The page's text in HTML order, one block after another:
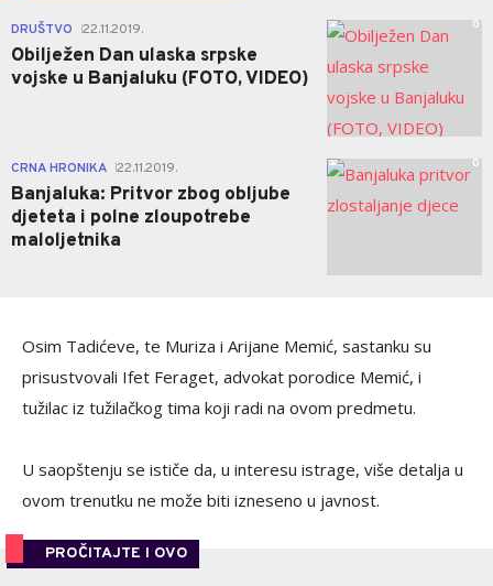
DRUŠTVO 22.11.2019.
Obilježen Dan ulaska srpske
vojske u Banjaluku (FOTO, VIDEO)
0
CRNA HRONIKA 22.11.2019.
Banjaluka: Pritvor zbog obljube
djeteta i polne zloupotrebe
maloljetnika
0
Osim Tadićeve, te Muriza i Arijane Memić, sastanku su
prisustvovali Ifet Feraget, advokat porodice Memić, i
tužilac iz tužilačkog tima koji radi na ovom predmetu.
U saopštenju se ističe da, u interesu istrage, više detalja u
ovom trenutku ne može biti izneseno u javnost.
PROČITAJTE I OVO